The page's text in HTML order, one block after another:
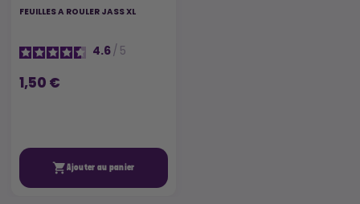
FEUILLES A ROULER JASS XL
4.6/ 5
1,50 €
Ajouter au panier